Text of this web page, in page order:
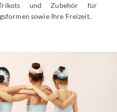
Trikots und Zubehör für
sowie Ihre Freizeit.